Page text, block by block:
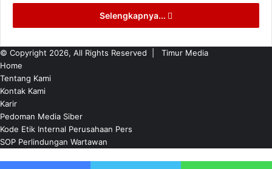
Selengkapnya...
© Copyright 2026, All Rights Reserved |
Timur Media
Home
Tentang Kami
Kontak Kami
Karir
Pedoman Media Siber
Kode Etik Internal Perusahaan Pers
SOP Perlindungan Wartawan